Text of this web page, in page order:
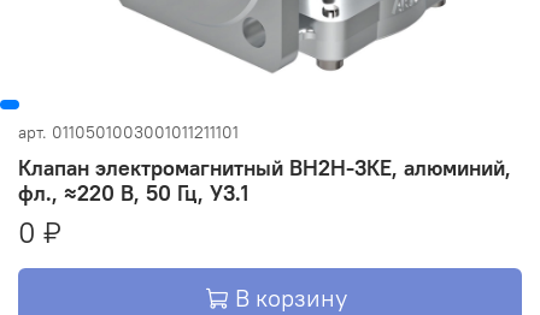
арт. 0110501003001011211101
Клапан электромагнитный ВН2Н-3КЕ, алюминий,
фл., ≈220 В, 50 Гц, У3.1
0 ₽
В корзину